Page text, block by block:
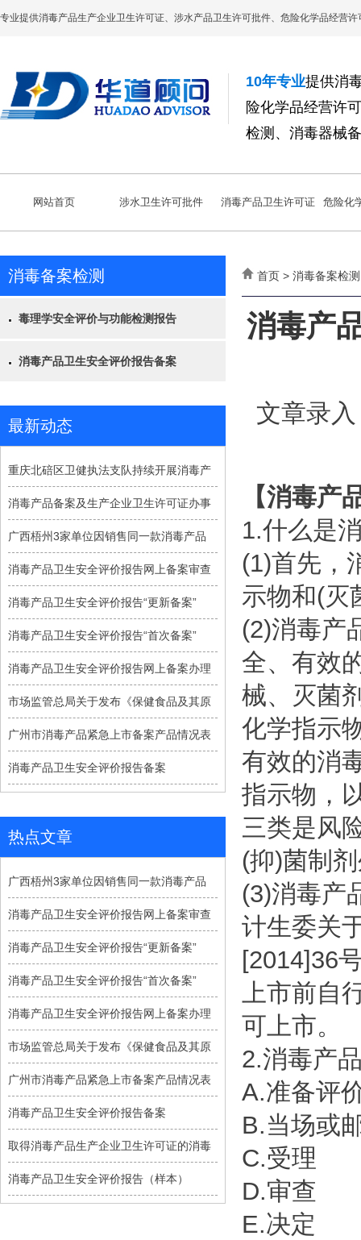
专业提供消毒产品生产企业卫生许可证、涉水产品卫生许可批件、危险化学品经营
10年专业提供消
险化学品经营许
检测、消毒器械
网站首页 涉水卫生许可批件 消毒产品卫生许可证 危险化
消毒备案检测
毒理学安全评价与功能检测报告
消毒产品卫生安全评价报告备案
最新动态
重庆北碚区卫健执法支队持续开展消毒产
消毒产品备案及生产企业卫生许可证办事
广西梧州3家单位因销售同一款消毒产品
消毒产品卫生安全评价报告网上备案审查
消毒产品卫生安全评价报告“更新备案”
消毒产品卫生安全评价报告“首次备案”
消毒产品卫生安全评价报告网上备案办理
市场监管总局关于发布《保健食品及其原
广州市消毒产品紧急上市备案产品情况表
消毒产品卫生安全评价报告备案
热点文章
广西梧州3家单位因销售同一款消毒产品
消毒产品卫生安全评价报告网上备案审查
消毒产品卫生安全评价报告“更新备案”
消毒产品卫生安全评价报告“首次备案”
消毒产品卫生安全评价报告网上备案办理
市场监管总局关于发布《保健食品及其原
广州市消毒产品紧急上市备案产品情况表
消毒产品卫生安全评价报告备案
取得消毒产品生产企业卫生许可证的消毒
消毒产品卫生安全评价报告（样本）
首页 > 消毒备案检
消毒产
文章录
【消毒产
1.什么是
(1)首先，
示物和(灭
(2)消毒产
全、有效
械、灭菌
化学指示
有效的消
指示物，
三类是风
(抑)菌制
(3)消毒产
计生委关
[2014]36
上市前自
可上市。
2.消毒产
A.准备评
B.当场或
C.受理
D.审查
E.决定